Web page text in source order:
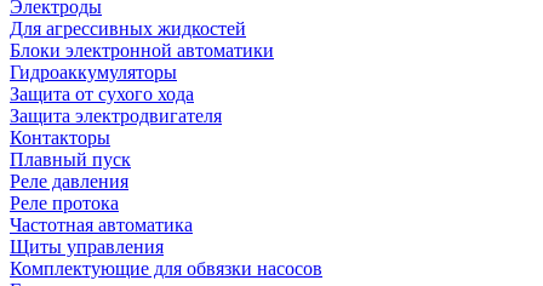
Электроды
Для агрессивных жидкостей
Блоки электронной автоматики
Гидроаккумуляторы
Защита от сухого хода
Защита электродвигателя
Контакторы
Плавный пуск
Реле давления
Реле протока
Частотная автоматика
Щиты управления
Комплектующие для обвязки насосов